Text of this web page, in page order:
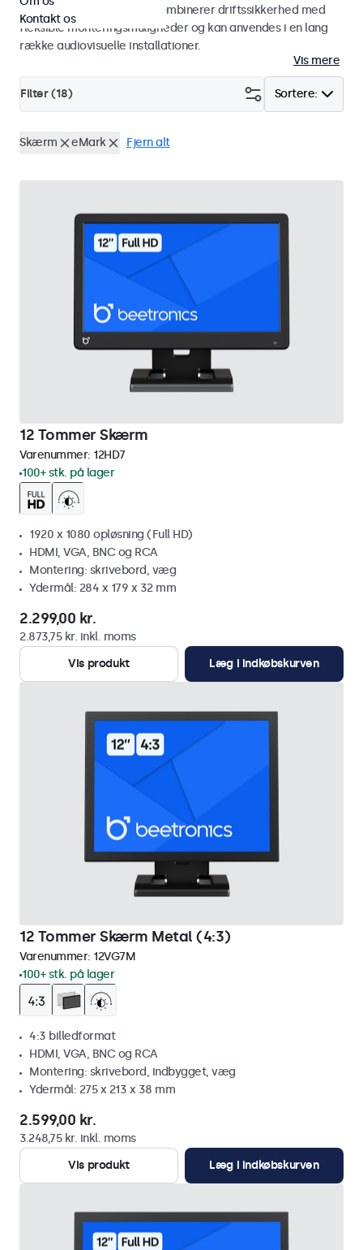
studiemiljøer. Skærmene kombinerer driftssikkerhed med
fleksible monteringsmuligheder og kan anvendes i en lang
række audiovisuelle installationer.
Vis mere
Sortere:
Filter (18)
Skærm eMark Fjern alt
12 Tommer Skærm
Varenummer: 12HD7
100+ stk. på lager
1920 x 1080 opløsning (Full HD)
HDMI, VGA, BNC og RCA
Montering: skrivebord, væg
Ydermål: 284 x 179 x 32 mm
2.299,00 kr.
2.873,75 kr. inkl. moms
Vis produkt
Læg i indkøbskurven
12 Tommer Skærm Metal (4:3)
Varenummer: 12VG7M
100+ stk. på lager
4:3 billedformat
HDMI, VGA, BNC og RCA
Montering: skrivebord, indbygget, væg
Ydermål: 275 x 213 x 38 mm
2.599,00 kr.
3.248,75 kr. inkl. moms
Vis produkt
Læg i indkøbskurven
Kontakt os